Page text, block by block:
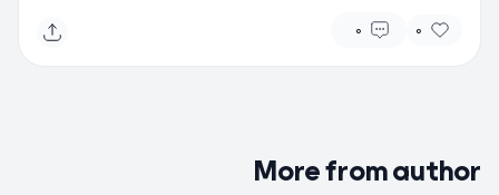
0
0
More from author